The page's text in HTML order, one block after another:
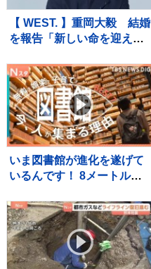
【 WEST. 】重岡大毅 結婚
を報告「新しい命を迎えま
生きていこうと、覚悟を新
たにしています」【 報告全
文 】
いま図書館が進化を遂げて
いるんです！ 8メートルの
ー、音楽スタジオまで！ 図
書館の専門家が厳選した進
化系図書館ベスト7をご紹
介！